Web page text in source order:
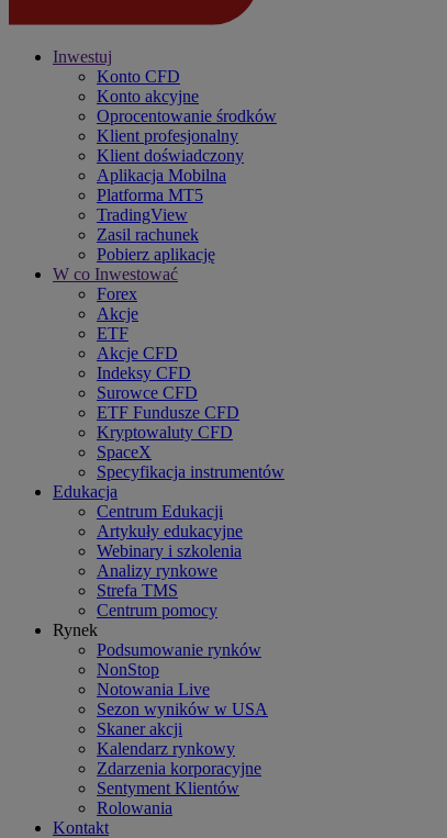
Inwestuj
Konto CFD
Konto akcyjne
Oprocentowanie środków
Klient profesjonalny
Klient doświadczony
Aplikacja Mobilna
Platforma MT5
TradingView
Zasil rachunek
Pobierz aplikację
W co Inwestować
Forex
Akcje
ETF
Akcje CFD
Indeksy CFD
Surowce CFD
ETF Fundusze CFD
Kryptowaluty CFD
SpaceX
Specyfikacja instrumentów
Edukacja
Centrum Edukacji
Artykuły edukacyjne
Webinary i szkolenia
Analizy rynkowe
Strefa TMS
Centrum pomocy
Rynek
Podsumowanie rynków
NonStop
Notowania Live
Sezon wyników w USA
Skaner akcji
Kalendarz rynkowy
Zdarzenia korporacyjne
Sentyment Klientów
Rolowania
Kontakt